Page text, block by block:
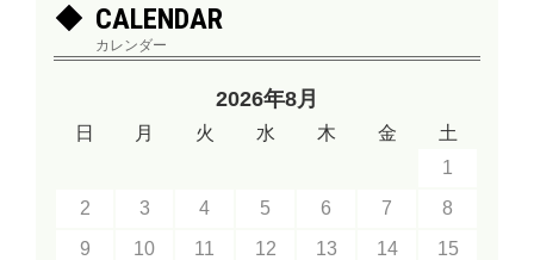
CALENDAR
カレンダー
2026年8月
日 月 火 水 木 金
土
1
2
3 4 5 6 7
8
9
10 11 12 13 14
15